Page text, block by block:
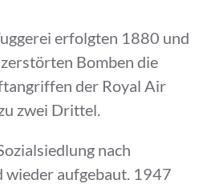
erfolgten 1880 und
Bomben die
der Royal Air
zwei Drittel.
nach
aufgebaut. 1947